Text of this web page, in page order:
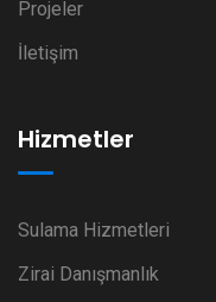
Projeler
İletişim
Hizmetler
Sulama Hizmetleri
Zirai Danışmanlık